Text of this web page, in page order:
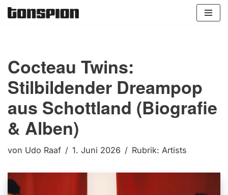
Cocteau Twins:
Stilbildender Dreampop
aus Schottland (Biografie
& Alben)
von Udo Raaf 1. Juni 2026 Rubrik: Artists